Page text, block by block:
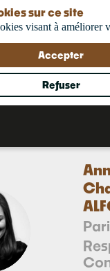
sur ce site
visant à améliorer
Accepter
Refuser